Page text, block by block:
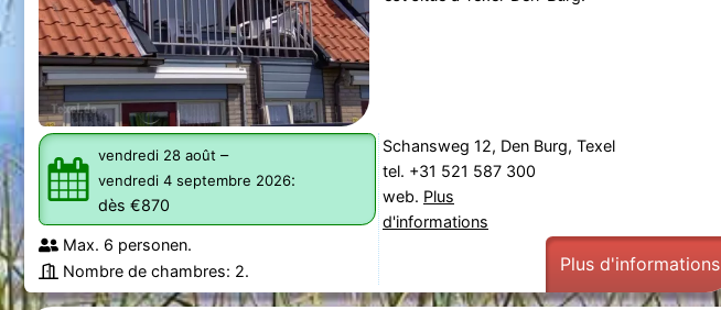
vendredi 28 août –
vendredi 4 septembre 2026:
dès €870
Max. 6 personen.
Nombre de chambres: 2.
Schansweg 12, Den Burg, Texel
tel. +31 521 587 300
web. Plus
d'informations
Plus d'informations